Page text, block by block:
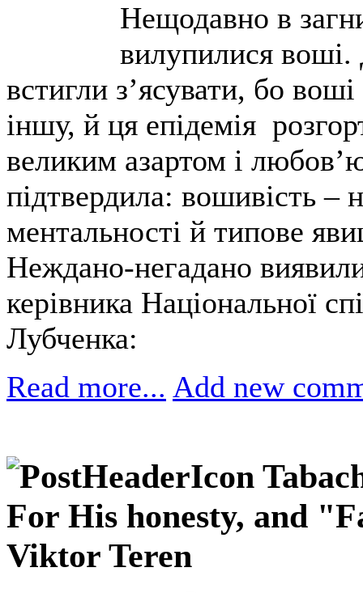
Нещодавно в
вилупилися воші.
встигли з’ясувати, бо
іншу, й ця епідемія
великим азартом і
підтвердила: вошивість –
ментальності й типове
Неждано-негадано
керівника Національної
Лубченка:
Read more... Add new
For His honesty, and
Viktor Teren